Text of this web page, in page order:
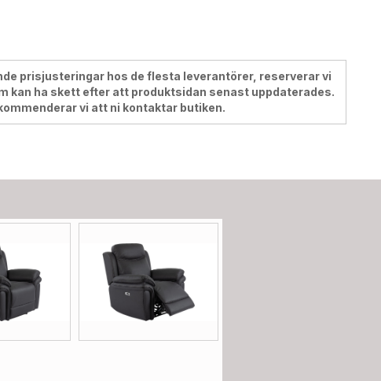
prisjusteringar hos de flesta leverantörer, reserverar vi
kan ha skett efter att produktsidan senast uppdaterades.
vi att ni kontaktar butiken.